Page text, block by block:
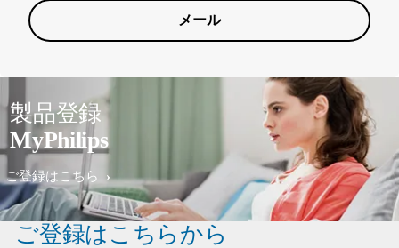
メール
製品登録
MyPhilips
ご登録はこちら
ご登録はこちらから